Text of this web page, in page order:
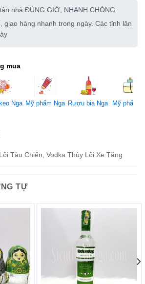
nhà ĐÚNG GIỜ, NHANH CHÓNG
giao hàng nhanh trong ngày. Các tỉnh lân
mua
Nga Mỹ phẩm Nga Rượu bia Nga Mỹ phẩm
Tàu Chiến, Vodka Thủy Lôi Xe Tăng
TỰ